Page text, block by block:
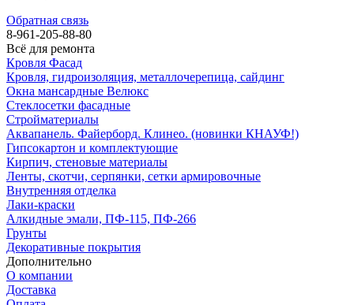
Обратная связь
8-961-205-88-80
Всё для ремонта
Кровля Фасад
Кровля, гидроизоляция, металлочерепица, сайдинг
Окна мансардные Велюкс
Стеклосетки фасадные
Стройматериалы
Аквапанель. Файерборд. Клинео. (новинки КНАУФ!)
Гипсокартон и комплектующие
Кирпич, стеновые материалы
Ленты, скотчи, серпянки, сетки армировочные
Внутренняя отделка
Лаки-краски
Алкидные эмали, ПФ-115, ПФ-266
Грунты
Декоративные покрытия
Дополнительно
О компании
Доставка